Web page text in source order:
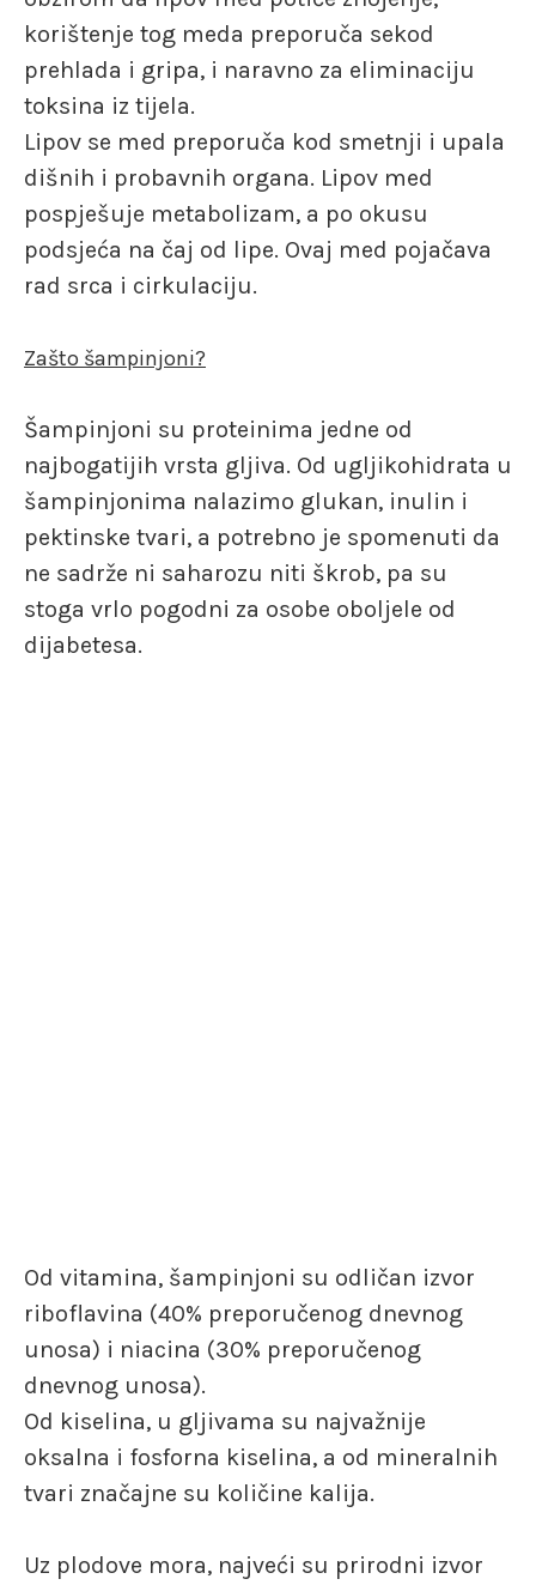
korištenje tog meda preporuča sekod
prehlada i gripa, i naravno za eliminaciju
toksina iz tijela.
Lipov se med preporuča kod smetnji i upala
dišnih i probavnih organa. Lipov med
pospješuje metabolizam, a po okusu
podsjeća na čaj od lipe. Ovaj med pojačava
rad srca i cirkulaciju.
Zašto šampinjoni?
Šampinjoni su proteinima jedne od
najbogatijih vrsta gljiva. Od ugljikohidrata u
šampinjonima nalazimo glukan, inulin i
pektinske tvari, a potrebno je spomenuti da
ne sadrže ni saharozu niti škrob, pa su
stoga vrlo pogodni za osobe oboljele od
dijabetesa.
Od vitamina, šampinjoni su odličan izvor
riboflavina (40% preporučenog dnevnog
unosa) i niacina (30% preporučenog
dnevnog unosa).
Od kiselina, u gljivama su najvažnije
oksalna i fosforna kiselina, a od mineralnih
tvari značajne su količine kalija.
Uz plodove mora, najveći su prirodni izvor